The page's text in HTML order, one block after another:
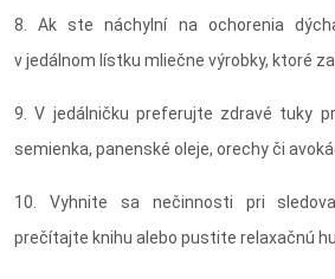
8. Ak ste náchylní na ochorenia
v jedálnom lístku mliečne výrobky, ktoré
9. V jedálničku preferujte zdravé tuky
semienka, panenské oleje, orechy či
10. Vyhnite sa nečinnosti pri
prečítajte knihu alebo pustite relaxačnú